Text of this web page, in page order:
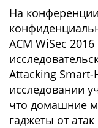
На
ACM WiSec
Attacking
исследовании
что домашние
гаджеты от